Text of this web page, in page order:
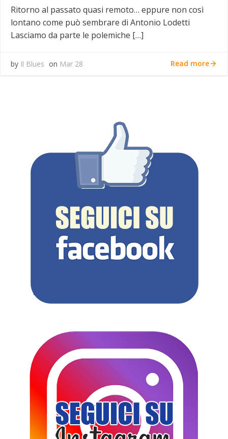
Ritorno al passato quasi remoto… eppure non così
lontano come può sembrare di Antonio Lodetti
Lasciamo da parte le polemiche […]
by Il Blues on Mar 28 Read more